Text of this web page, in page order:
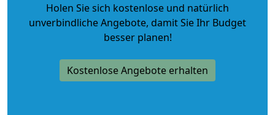
Holen Sie sich kostenlose und natürlich
unverbindliche Angebote, damit Sie Ihr Budget
besser planen!
Kostenlose Angebote erhalten